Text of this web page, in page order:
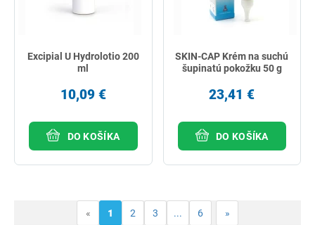
Excipial U Hydrolotio 200
ml
10,09 €
DO KOŠÍKA
SKIN-CAP Krém na suchú
šupinatú pokožku 50 g
23,41 €
DO KOŠÍKA
« 1 2 3 ... 6 »